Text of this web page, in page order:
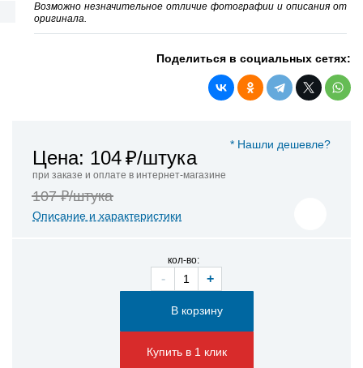
Возможно незначительное отличие фотографии и описания от
оригинала.
Поделиться в социальных сетях:
* Нашли дешевле?
Цена: 104₽/штука
при заказе и оплате в интернет-магазине
107 ₽/штука
Описание и характеристики
кол-во:
- +
Купить в 1 клик